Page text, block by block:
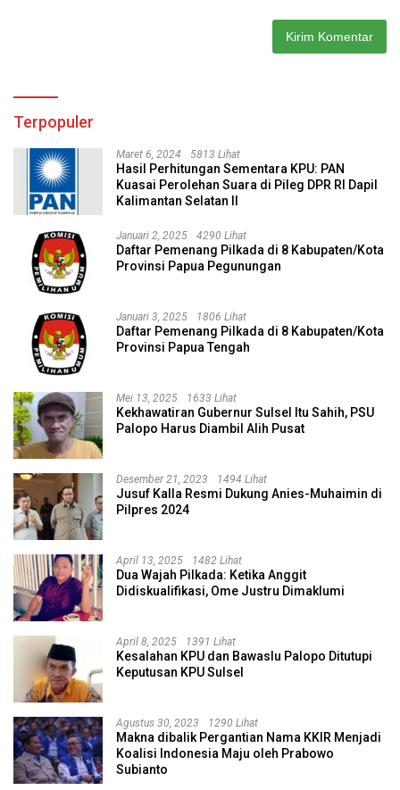
Terpopuler
Maret 6, 2024 5813 Lihat
Hasil Perhitungan Sementara KPU: PAN
Kuasai Perolehan Suara di Pileg DPR RI Dapil
Kalimantan Selatan II
Januari 2, 2025 4290 Lihat
Daftar Pemenang Pilkada di 8 Kabupaten/Kota
Provinsi Papua Pegunungan
Januari 3, 2025 1806 Lihat
Daftar Pemenang Pilkada di 8 Kabupaten/Kota
Provinsi Papua Tengah
Mei 13, 2025 1633 Lihat
Kekhawatiran Gubernur Sulsel Itu Sahih, PSU
Palopo Harus Diambil Alih Pusat
Desember 21, 2023 1494 Lihat
Jusuf Kalla Resmi Dukung Anies-Muhaimin di
Pilpres 2024
April 13, 2025 1482 Lihat
Dua Wajah Pilkada: Ketika Anggit
Didiskualifikasi, Ome Justru Dimaklumi
April 8, 2025 1391 Lihat
Kesalahan KPU dan Bawaslu Palopo Ditutupi
Keputusan KPU Sulsel
Agustus 30, 2023 1290 Lihat
Makna dibalik Pergantian Nama KKIR Menjadi
Koalisi Indonesia Maju oleh Prabowo
Subianto